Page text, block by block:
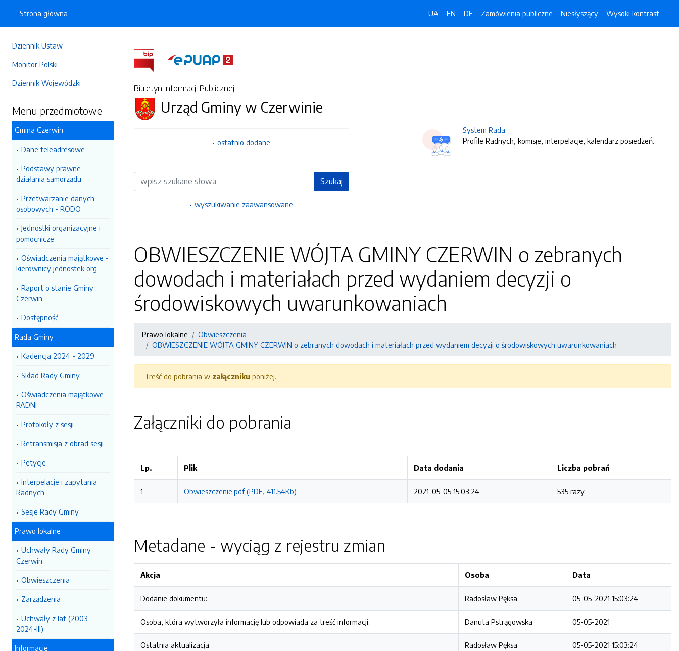
Dziennik Ustaw
Monitor Polski
Dziennik Wojewódzki
Menu przedmiotowe
Gmina Czerwin
Dane teleadresowe
Podstawy prawne
działania samorządu
Przetwarzanie danych
osobowych - RODO
Jednostki organizacyjne i
pomocnicze
Oświadczenia majątkowe -
kierownicy jednostek org.
Raport o stanie Gminy
Czerwin
Dostępność
Rada Gminy
Kadencja 2024 - 2029
Skład Rady Gminy
Oświadczenia majątkowe -
RADNI
Protokoły z sesji
Retransmisja z obrad sesji
Petycje
Interpelacje i zapytania
Radnych
Sesje Rady Gminy
Prawo lokalne
Uchwały Rady Gminy
Czerwin
Obwieszczenia
Zarządzenia
Uchwały z lat (2003 -
2024-III)
Informacje
Strona główna UA EN DE Zamówienia publiczne Niesłyszący Wysoki kontrast
Biuletyn Informacji Publicznej
Urząd Gminy w Czerwinie
ostatnio dodane
Wyszukiwarka Szukaj
wyszukiwanie zaawansowane
System Rada
Profile Radnych, komisje, interpelacje, kalendarz posiedzeń.
OBWIESZCZENIE WÓJTA GMINY CZERWIN o zebranych
dowodach i materiałach przed wydaniem decyzji o
środowiskowych uwarunkowaniach
Prawo lokalne
Obwieszczenia
OBWIESZCZENIE WÓJTA GMINY CZERWIN o zebranych dowodach i materiałach przed wydaniem decyzji o środowiskowych uwarunkowaniach
Treść do pobrania w załączniku poniżej.
Załączniki do pobrania
Lp. Plik Data dodania Liczba pobrań
1 Obwieszczenie.pdf (PDF, 411.54Kb) 2021-05-05 15:03:24 535 razy
Metadane - wyciąg z rejestru zmian
Akcja Osoba Data
Dodanie dokumentu: Radosław Pęksa 05-05-2021 15:03:24
Osoba, która wytworzyła informację lub odpowiada za treść informacji: Danuta Pstrągowska 05-05-2021
Ostatnia aktualizacja: Radosław Pęksa 05-05-2021 15:03:24